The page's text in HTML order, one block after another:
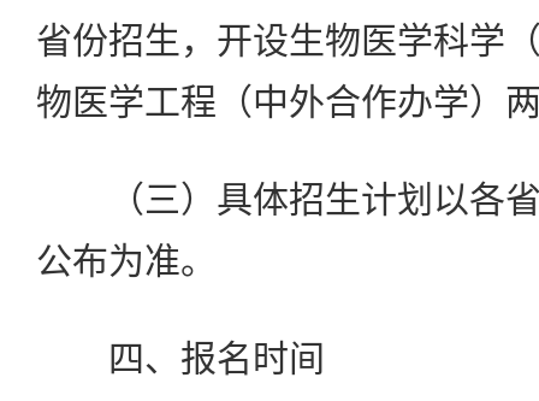
省份招生，开设生物医学科学
物医学工程（中外合作办学）
（三）具体招生计划以各省
公布为准。
四、报名时间